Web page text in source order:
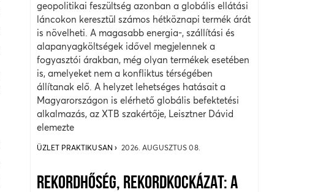
geopolitikai feszültség azonban a globális ellátási
láncokon keresztül számos hétköznapi termék árát
is növelheti. A magasabb energia-, szállítási és
alapanyagköltségek idővel megjelennek a
fogyasztói árakban, még olyan termékek esetében
is, amelyeket nem a konfliktus térségében
állítanak elő. A helyzet lehetséges hatásait a
Magyarországon is elérhető globális befektetési
alkalmazás, az XTB szakértője, Leisztner Dávid
elemezte
ÜZLET PRAKTIKUSAN 2026. AUGUSZTUS 08.
REKORDHŐSÉG, REKORDKOCKÁZAT: A